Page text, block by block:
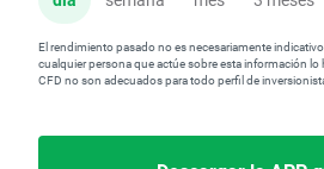
El rendimiento pasado no es necesariamente
cualquier persona que actúe sobre esta información
CFD no son adecuados para todo perfil de